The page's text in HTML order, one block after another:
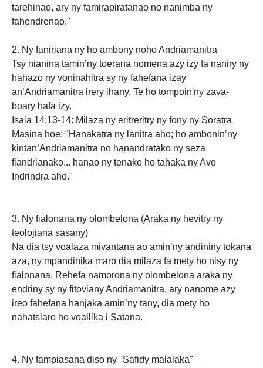
tarehinao, ary ny famirapiratanao no nanimba ny
fahendrenao."
2. Ny faniriana ny ho ambony noho Andriamanitra
Tsy nianina tamin’ny toerana nomena azy izy fa naniry ny
hahazo ny voninahitra sy ny fahefana izay
an’Andriamanitra irery ihany. Te ho tompoin'ny zava-
boary hafa izy.
Isaia 14:13-14: Milaza ny eritreritry ny fony ny Soratra
Masina hoe: "Hanakatra ny lanitra aho; ho ambonin’ny
kintan’Andriamanitra no hanandratako ny seza
fiandrianako... hanao ny tenako ho tahaka ny Avo
Indrindra aho."
3. Ny fialonana ny olombelona (Araka ny hevitry ny
teolojiana sasany)
Na dia tsy voalaza mivantana ao amin’ny andininy tokana
aza, ny mpandinika maro dia milaza fa mety ho nisy ny
fialonana. Rehefa namorona ny olombelona araka ny
endriny sy ny fitoviany Andriamanitra, ary nanome azy
ireo fahefana hanjaka amin’ny tany, dia mety ho
nahatsiaro ho voailika i Satana.
4. Ny fampiasana diso ny "Safidy malalaka"